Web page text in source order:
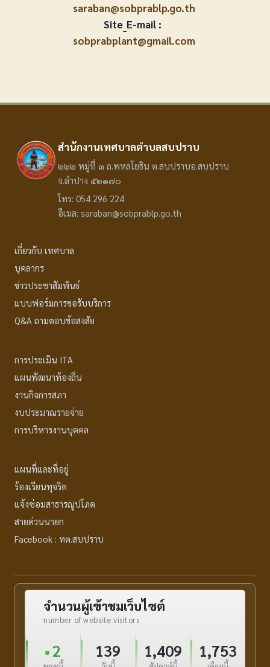
saraban@sobprablp.go.th
Site_E-mail :
sobprabplant@gmail.com
สำนักงานเทศบาลตำบลสบปราบ
๒๒๒ หมู่ที่ ๓ ถ.พหลโยธิน ต.สบปราบอ.สบปราบ
จ.ลำปาง ๕๒๑๗๐
โทร: 054 296 224
อีเมล: saraban@sobprablp.go.th
เกี่ยวกับ เทศบาล
บุคลากร
ข่าวประชาสัมพันธ์
แบบฟอร์มการขอรับบริการ
Q&A ถามตอบข้อสงสัย
การประเมิน ITA
แผนพัฒนาท้องถิ่น
งานกิจการสภา
งบประมาณรายจ่าย
การบริหารงานบุคคล
แผนที่และที่อยู่
ร้องเรียนทุจริต
แจ้งซ่อมสาธารณูปโภค
สายด่วนนายก
Facebook : ทต.สบปราบ
จำนวนผู้เข้าชมเว็บไซต์
number of website visitors
2 139 1,409 1,753